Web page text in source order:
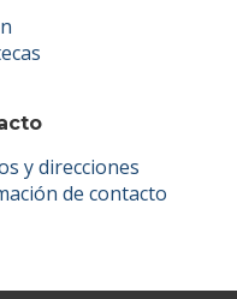
y direcciones
de contacto